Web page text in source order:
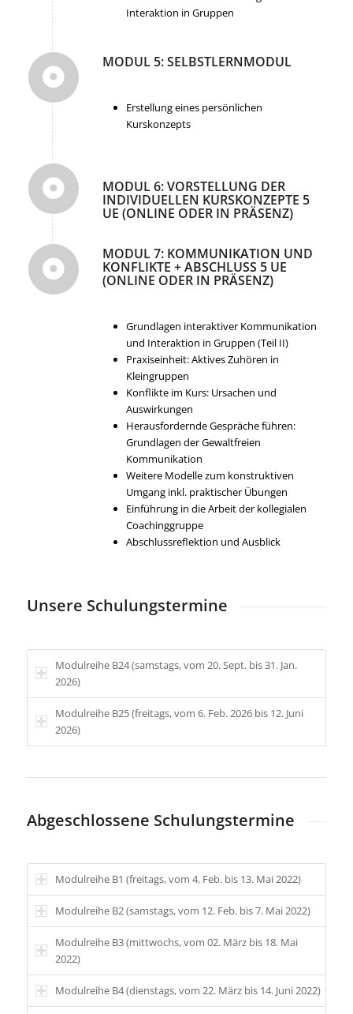
Interaktion in Gruppen
MODUL 5: SELBSTLERNMODUL
Erstellung eines persönlichen
Kurskonzepts
MODUL 6: VORSTELLUNG DER
INDIVIDUELLEN KURSKONZEPTE 5
UE (ONLINE ODER IN PRÄSENZ)
MODUL 7: KOMMUNIKATION UND
KONFLIKTE + ABSCHLUSS 5 UE
(ONLINE ODER IN PRÄSENZ)
Grundlagen interaktiver Kommunikation
und Interaktion in Gruppen (Teil II)
Praxiseinheit: Aktives Zuhören in
Kleingruppen
Konflikte im Kurs: Ursachen und
Auswirkungen
Herausfordernde Gespräche führen:
Grundlagen der Gewaltfreien
Kommunikation
Weitere Modelle zum konstruktiven
Umgang inkl. praktischer Übungen
Einführung in die Arbeit der kollegialen
Coachinggruppe
Abschlussreflektion und Ausblick
Unsere Schulungstermine
Modulreihe B24 (samstags, vom 20. Sept. bis 31. Jan.
2026)
Modulreihe B25 (freitags, vom 6. Feb. 2026 bis 12. Juni
2026)
Abgeschlossene Schulungstermine
Modulreihe B1 (freitags, vom 4. Feb. bis 13. Mai 2022)
Modulreihe B2 (samstags, vom 12. Feb. bis 7. Mai 2022)
Modulreihe B3 (mittwochs, vom 02. März bis 18. Mai
2022)
Modulreihe B4 (dienstags, vom 22. März bis 14. Juni 2022)